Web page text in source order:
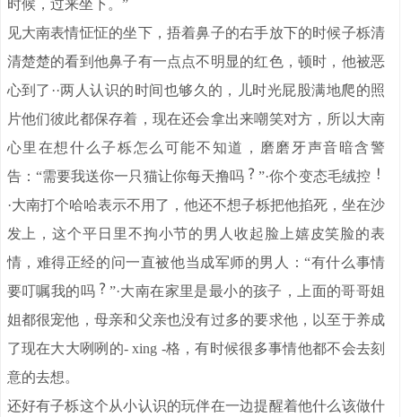
时候，过来坐下。”
见大南表情怔怔的坐下，捂着鼻子的右手放下的时候子栎清
清楚楚的看到他鼻子有一点点不明显的红色，顿时，他被恶
心到了··两人认识的时间也够久的，儿时光屁股满地爬的照
片他们彼此都保存着，现在还会拿出来嘲笑对方，所以大南
心里在想什么子栎怎么可能不知道，磨磨牙声音暗含警
告：“需要我送你一只猫让你每天撸吗
”·你个变态毛绒控
·大南打个哈哈表示不用了，他还不想子栎把他掐死，坐在沙
发上，这个平日里不拘小节的男人收起脸上嬉皮笑脸的表
情，难得正经的问一直被他当成军师的男人：“有什么事情
要叮嘱我的吗
”·大南在家里是最小的孩子，上面的哥哥姐
姐都很宠他，母亲和父亲也没有过多的要求他，以至于养成
了现在大大咧咧的- xing -格，有时候很多事情他都不会去刻
意的去想。
还好有子栎这个从小认识的玩伴在一边提醒着他什么该做什